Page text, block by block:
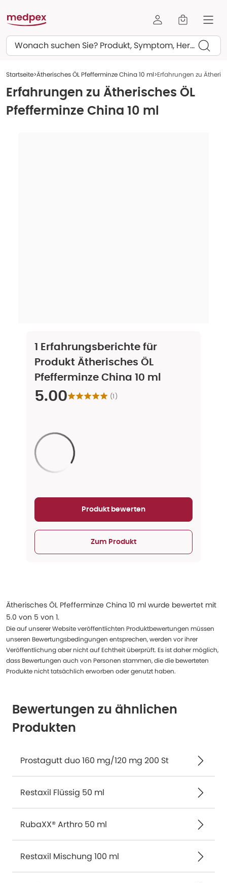
Suchen
Startseite Ätherisches ÖL Pfefferminze China 10 ml Erfahrungen zu
Erfahrungen zu Ätherisches ÖL
Pfefferminze China 10 ml
1
Erfahrungsberichte für
Produkt Ätherisches ÖL
Pfefferminze China 10 ml
5.00 (1)
Aktualisieren...
Produkt bewerten
Zum Produkt
Ätherisches ÖL Pfefferminze China 10 ml wurde bewertet mit
5.0 von 5 von 1.
Die auf unserer Website veröffentlichten Produktbewertungen müssen
unseren Bewertungsbedingungen entsprechen, werden vor ihrer
Veröffentlichung aber nicht auf Echtheit überprüft. Es ist daher möglich,
dass Bewertungen auch von Personen stammen, die die bewerteten
Produkte nicht tatsächlich erworben oder genutzt haben.
Bewertungen zu ähnlichen
Produkten
Prostagutt duo 160 mg/120 mg 200 St
Restaxil Flüssig 50 ml
RubaXX® Arthro 50 ml
Restaxil Mischung 100 ml